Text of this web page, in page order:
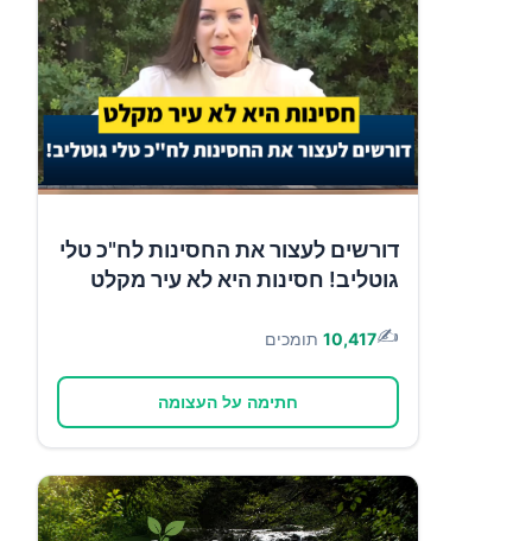
דורשים לעצור את החסינות לח"כ טלי
גוטליב! חסינות היא לא עיר מקלט
✍️
10,417 תומכים
חתימה על העצומה